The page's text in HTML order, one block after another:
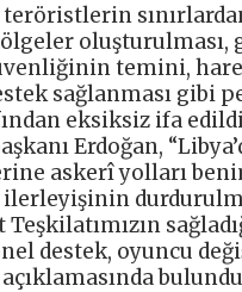
teröristlerin
oluşturulması,
temini,
sağlanması gibi
eksiksiz ifa
Erdoğan,
askerî yolları
ilerleyişinin
destek, oyuncu